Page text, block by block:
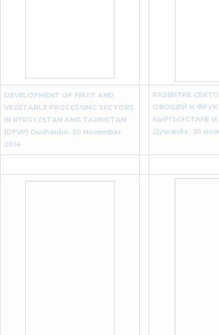
DEVELOPMENT OF FRUIT AND
VEGETABLE PROCESSING SECTORS
IN KYRGYZSTAN AND TAJIKISTAN
(DFVP) Dushanbe, 20 November
2014
РАЗВИТИЕ
ОВОЩЕЙ И
КЫРГЫЗСТАНЕ
Душанбе, 20